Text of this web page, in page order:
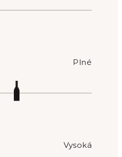
Plné
Vysoká